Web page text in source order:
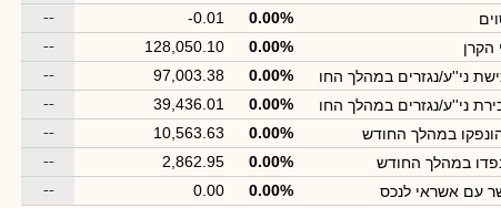
0.00%
-0.01
--
הקרן 0.00%
128,050.10
--
ני''ע/נגזרים במהלך החו 0.00%
97,003.38
--
ני''ע/נגזרים במהלך החו 0.00%
39,436.01
--
במהלך החודש 0.00%
10,563.63
--
במהלך החודש 0.00%
2,862.95
--
עם אשראי לנכס 0.00%
0.00
--